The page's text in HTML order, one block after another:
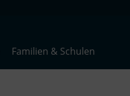
Familien & Schulen